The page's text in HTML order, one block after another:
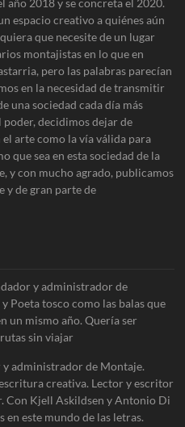
año 2018 y se concreta el 2020.
espacio creativo a quiénes aún
que necesite de un lugar
montajistas en lo que en
pero las palabras parecían
en la necesidad de transmitir
una sociedad cada día más
decidimos dejar de
arte como la vía válida para
que sea en esta sociedad de la
y con mucho agrado, publicamos
y de gran parte de
y administrador de
Poeta tosco como las balas que
un mismo año. Quería ser
sin viajar
y administrador de Montaje.
creativa. Lector y escritor
Con Kjell Askildsen y Antonio Di
este mundo de las letras.